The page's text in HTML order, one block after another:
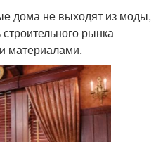
дома не выходят из моды,
рынка
материалами.